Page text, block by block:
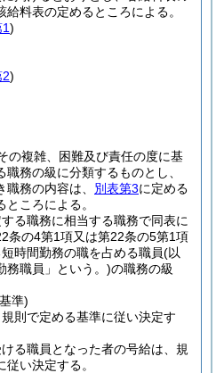
料表の定めるところによる。
)
2)
の複雑、困難及び責任の度に基
務の級に分類するものとし、
務の内容は、 別表第3に定める
ころによる。
る職務に相当する職務で同表に
条の4第1項又は第22条の5第1項
時間勤務の職を占める職員(以
務職員」という。)の職務の級
準)
則で定める基準に従い決定す
る職員となった者の号給は、規
い決定する。